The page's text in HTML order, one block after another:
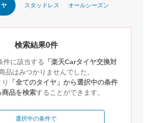
スタッドレス オールシーズン
検索結果0件
件に該当する 「楽天Carタイヤ交換対
品はみつかりませんでした。
「全てのタイヤ」から選択中の条件
商品を検索することができます。
選択中の条件で